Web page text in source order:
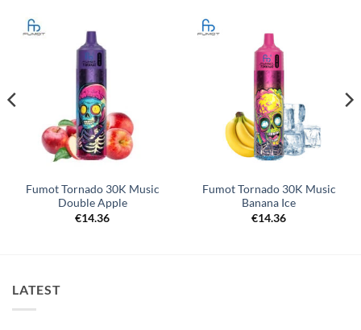
Fumot Tornado 30K Music
Double Apple
€14.36
Fumot Tornado 30K Music
Banana Ice
€14.36
LATEST